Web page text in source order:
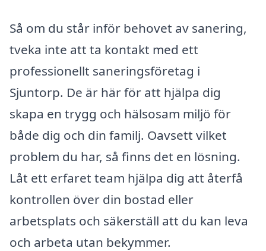
Så om du står inför behovet av sanering,
tveka inte att ta kontakt med ett
professionellt saneringsföretag i
Sjuntorp. De är här för att hjälpa dig
skapa en trygg och hälsosam miljö för
både dig och din familj. Oavsett vilket
problem du har, så finns det en lösning.
Låt ett erfaret team hjälpa dig att återfå
kontrollen över din bostad eller
arbetsplats och säkerställ att du kan leva
och arbeta utan bekymmer.